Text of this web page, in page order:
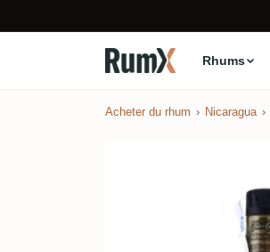
Rhums
Acheter du rhum Nicaragua